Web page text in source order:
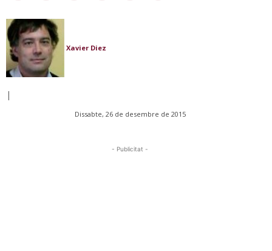
Xavier Diez
|
Dissabte, 26 de desembre de 2015
- Publicitat -